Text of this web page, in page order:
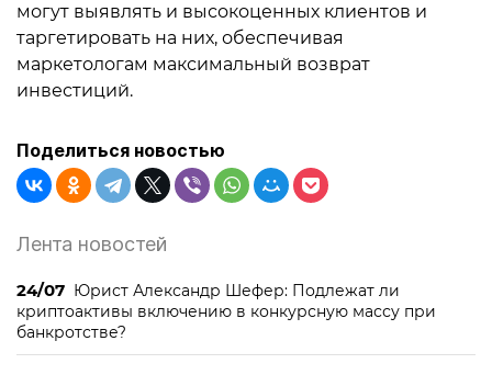
могут выявлять и высокоценных клиентов и
таргетировать на них, обеспечивая
маркетологам максимальный возврат
инвестиций.
Поделиться новостью
Лента новостей
24/07 Юрист Александр Шефер: Подлежат ли
криптоактивы включению в конкурсную массу при
банкротстве?